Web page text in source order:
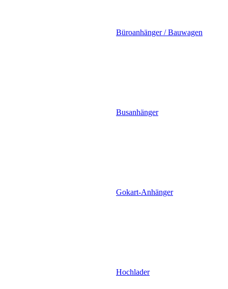
Büroanhänger / Bauwagen
Busanhänger
Gokart-Anhänger
Hochlader